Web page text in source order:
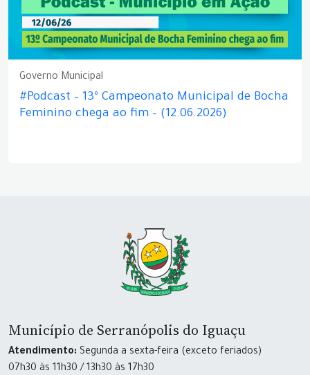
Governo Municipal
#Podcast – 13º Campeonato Municipal de Bocha
Feminino chega ao fim – (12.06.2026)
Município de Serranópolis do Iguaçu
Atendimento: Segunda a sexta-feira (exceto feriados)
07h30 às 11h30 / 13h30 às 17h30